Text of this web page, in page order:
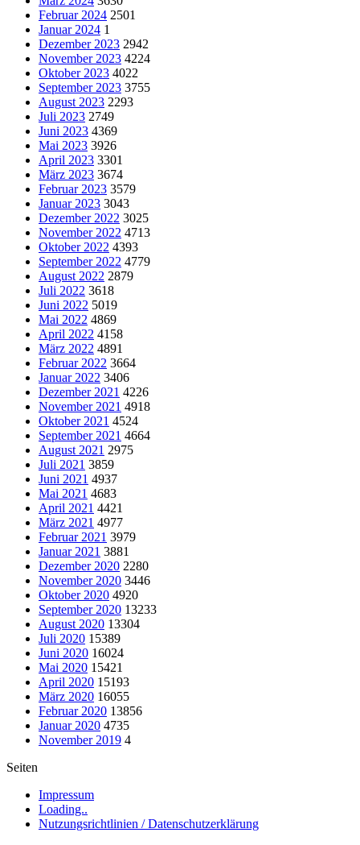
Februar 2024 2501
Januar 2024 1
Dezember 2023 2942
November 2023 4224
Oktober 2023 4022
September 2023 3755
August 2023 2293
Juli 2023 2749
Juni 2023 4369
Mai 2023 3926
April 2023 3301
März 2023 3674
Februar 2023 3579
Januar 2023 3043
Dezember 2022 3025
November 2022 4713
Oktober 2022 4393
September 2022 4779
August 2022 2879
Juli 2022 3618
Juni 2022 5019
Mai 2022 4869
April 2022 4158
März 2022 4891
Februar 2022 3664
Januar 2022 3406
Dezember 2021 4226
November 2021 4918
Oktober 2021 4524
September 2021 4664
August 2021 2975
Juli 2021 3859
Juni 2021 4937
Mai 2021 4683
April 2021 4421
März 2021 4977
Februar 2021 3979
Januar 2021 3881
Dezember 2020 2280
November 2020 3446
Oktober 2020 4920
September 2020 13233
August 2020 13304
Juli 2020 15389
Juni 2020 16024
Mai 2020 15421
April 2020 15193
März 2020 16055
Februar 2020 13856
Januar 2020 4735
November 2019 4
Seiten
Impressum
Loading..
Nutzungsrichtlinien / Datenschutzerklärung